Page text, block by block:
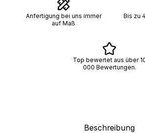
Anfertigung bei uns immer
auf Maß
Bis zu
Top bewertet aus über
000 Bewertungen.
Beschreibung